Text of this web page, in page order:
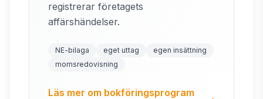
registrerar företagets
affärshändelser.
NE-bilaga eget uttag
egen insättning
momsredovisning
Läs mer om bokföringsprogram